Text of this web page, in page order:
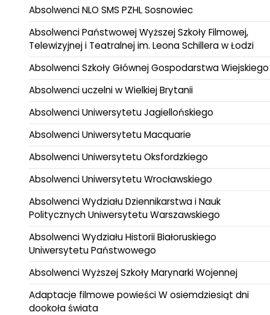
Absolwenci NLO SMS PZHL Sosnowiec
Absolwenci Państwowej Wyższej Szkoły Filmowej,
Telewizyjnej i Teatralnej im. Leona Schillera w Łodzi
Absolwenci Szkoły Głównej Gospodarstwa Wiejskiego
Absolwenci uczelni w Wielkiej Brytanii
Absolwenci Uniwersytetu Jagiellońskiego
Absolwenci Uniwersytetu Macquarie
Absolwenci Uniwersytetu Oksfordzkiego
Absolwenci Uniwersytetu Wrocławskiego
Absolwenci Wydziału Dziennikarstwa i Nauk
Politycznych Uniwersytetu Warszawskiego
Absolwenci Wydziału Historii Białoruskiego
Uniwersytetu Państwowego
Absolwenci Wyższej Szkoły Marynarki Wojennej
Adaptacje filmowe powieści W osiemdziesiąt dni
dookoła świata